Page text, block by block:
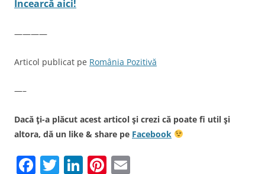
Încearcă aici!
————
Articol publicat pe România Pozitivă
—–
Dacă ţi-a plăcut acest articol şi crezi că poate fi util şi
altora, dă un like & share pe Facebook
F T Li Pi